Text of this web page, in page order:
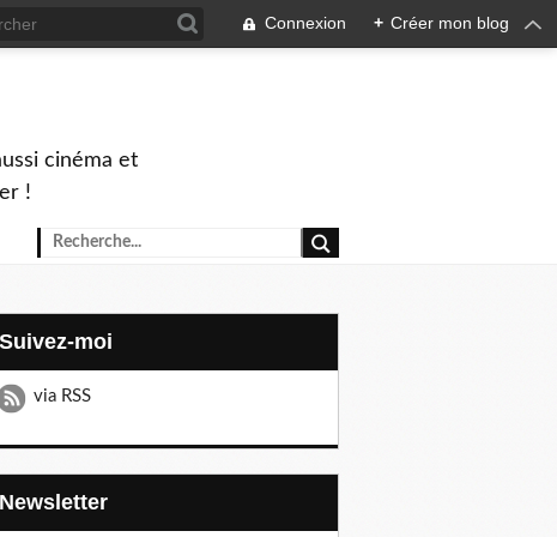
Connexion + Créer mon blog
cinéma et
!
Suivez-moi
via RSS
Newsletter